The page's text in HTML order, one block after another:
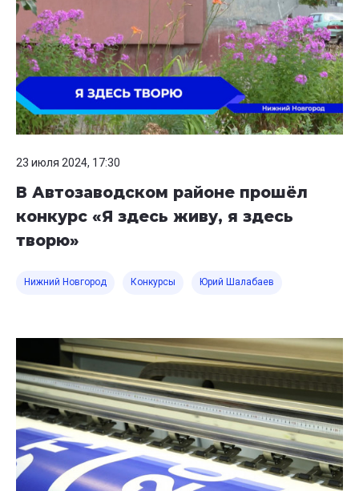
23 июля 2024, 17:30
В Автозаводском районе прошёл
конкурс «Я здесь живу, я здесь
творю»
Нижний Новгород Конкурсы Юрий Шалабаев